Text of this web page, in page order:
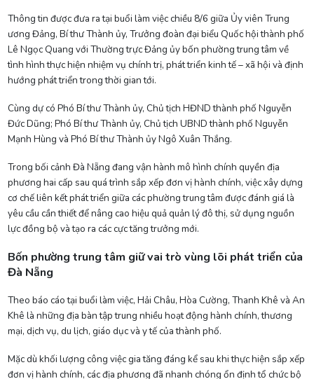
Thông tin được đưa ra tại buổi làm việc chiều 8/6 giữa Ủy viên Trung
ương Đảng, Bí thư Thành ủy, Trưởng đoàn đại biểu Quốc hội thành phố
Lê Ngọc Quang với Thường trực Đảng ủy bốn phường trung tâm về
tình hình thực hiện nhiệm vụ chính trị, phát triển kinh tế – xã hội và định
hướng phát triển trong thời gian tới.
Cùng dự có Phó Bí thư Thành ủy, Chủ tịch HĐND thành phố Nguyễn
Đức Dũng; Phó Bí thư Thành ủy, Chủ tịch UBND thành phố Nguyễn
Mạnh Hùng và Phó Bí thư Thành ủy Ngô Xuân Thắng.
Trong bối cảnh Đà Nẵng đang vận hành mô hình chính quyền địa
phương hai cấp sau quá trình sắp xếp đơn vị hành chính, việc xây dựng
cơ chế liên kết phát triển giữa các phường trung tâm được đánh giá là
yêu cầu cần thiết để nâng cao hiệu quả quản lý đô thị, sử dụng nguồn
lực đồng bộ và tạo ra các cực tăng trưởng mới.
Bốn phường trung tâm giữ vai trò vùng lõi phát triển của
Đà Nẵng
Theo báo cáo tại buổi làm việc, Hải Châu, Hòa Cường, Thanh Khê và An
Khê là những địa bàn tập trung nhiều hoạt động hành chính, thương
mại, dịch vụ, du lịch, giáo dục và y tế của thành phố.
Mặc dù khối lượng công việc gia tăng đáng kể sau khi thực hiện sắp xếp
đơn vị hành chính, các địa phương đã nhanh chóng ổn định tổ chức bộ